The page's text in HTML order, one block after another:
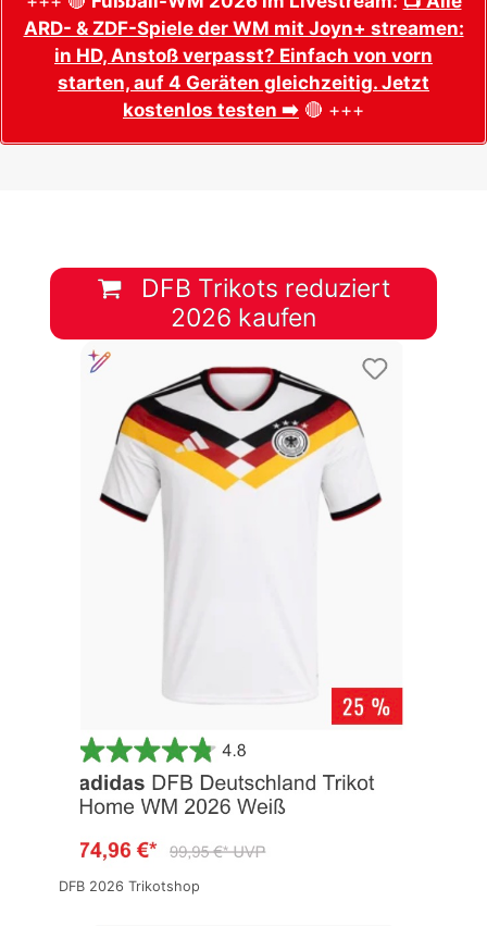
ARD- & ZDF-Spiele der WM mit Joyn+ streamen:
in HD, Anstoß verpasst? Einfach von vorn
starten, auf 4 Geräten gleichzeitig. Jetzt
kostenlos testen ➡️ 🔴 +++
DFB Trikots reduziert
2026 kaufen
DFB 2026 Trikotshop